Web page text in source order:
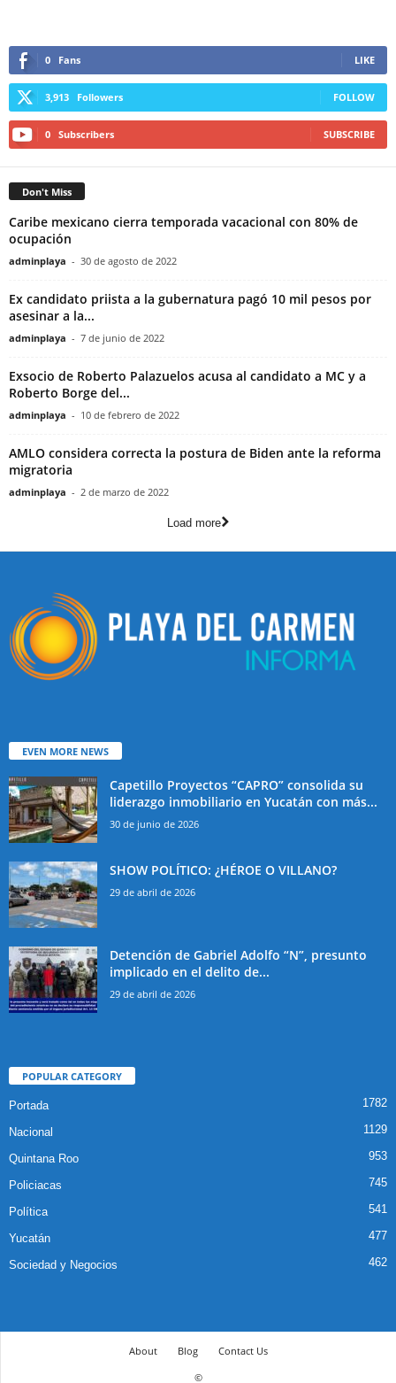
0 Fans LIKE
3,913 Followers FOLLOW
0 Subscribers SUBSCRIBE
Don't Miss
Caribe mexicano cierra temporada vacacional con 80% de
ocupación
adminplaya - 30 de agosto de 2022
Ex candidato priista a la gubernatura pagó 10 mil pesos por
asesinar a la...
adminplaya - 7 de junio de 2022
Exsocio de Roberto Palazuelos acusa al candidato a MC y a
Roberto Borge del...
adminplaya - 10 de febrero de 2022
AMLO considera correcta la postura de Biden ante la reforma
migratoria
adminplaya - 2 de marzo de 2022
Load more
EVEN MORE NEWS
Capetillo Proyectos “CAPRO” consolida su
liderazgo inmobiliario en Yucatán con más...
30 de junio de 2026
SHOW POLÍTICO: ¿HÉROE O VILLANO?
29 de abril de 2026
Detención de Gabriel Adolfo “N”, presunto
implicado en el delito de...
29 de abril de 2026
POPULAR CATEGORY
Portada 1782
Nacional 1129
Quintana Roo 953
Policiacas 745
Política 541
Yucatán 477
Sociedad y Negocios 462
About Blog
Contact Us
©